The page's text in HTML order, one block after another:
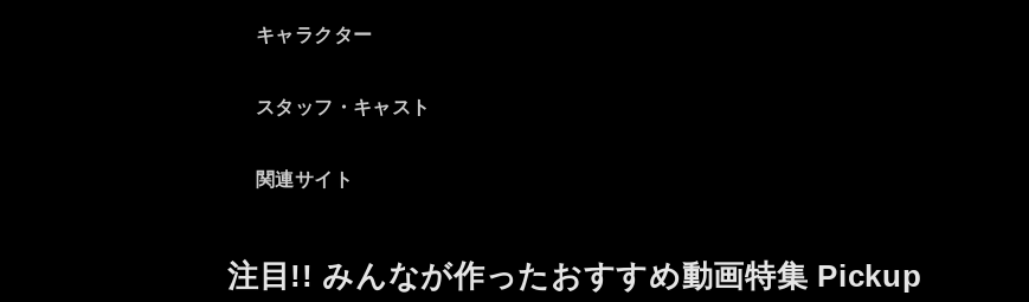
慟哭したのは実にもっともだ
たら智春はとっくの昔に死ん
奏は、文字通り自らの存在を
ます、三雲氏の構成は。
原作文庫では描かれてない
キャラクター
スタッフ・キャスト
関連サイト
注目!! みんなが作ったおすすめ動画特集 Pickup